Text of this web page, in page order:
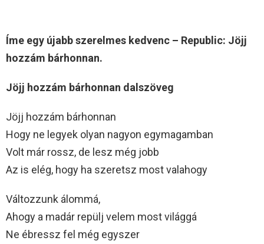
Íme egy újabb szerelmes kedvenc – Republic: Jöjj
hozzám bárhonnan.
Jöjj hozzám bárhonnan dalszöveg
Jöjj hozzám bárhonnan
Hogy ne legyek olyan nagyon egymagamban
Volt már rossz, de lesz még jobb
Az is elég, hogy ha szeretsz most valahogy
Változzunk álommá,
Ahogy a madár repülj velem most világgá
Ne ébressz fel még egyszer